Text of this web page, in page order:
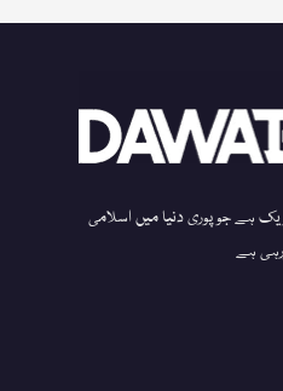
ہے جو پوری دنیا میں اسلامی
ہے